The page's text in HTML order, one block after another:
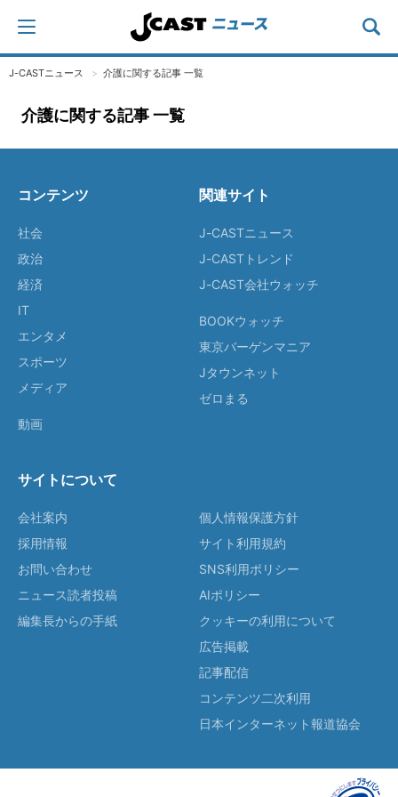
J-CASTニュース 介護に関する記事 一覧
介護に関する記事 一覧
コンテンツ
社会
政治
経済
IT
エンタメ
スポーツ
メディア
動画
関連サイト
J-CASTニュース
J-CASTトレンド
J-CAST会社ウォッチ
BOOKウォッチ
東京バーゲンマニア
Jタウンネット
ゼロまる
サイトについて
会社案内
採用情報
お問い合わせ
ニュース読者投稿
編集長からの手紙
個人情報保護方針
サイト利用規約
SNS利用ポリシー
AIポリシー
クッキーの利用について
広告掲載
記事配信
コンテンツ二次利用
日本インターネット報道協会